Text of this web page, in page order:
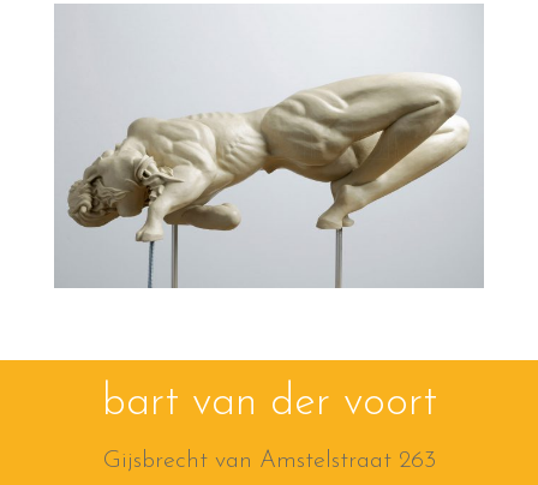
bart van der voort
Gijsbrecht van Amstelstraat 263